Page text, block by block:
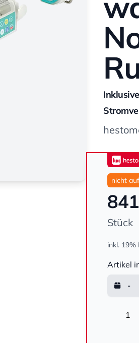
nicht
Stück
inkl. 19%
Artikel
-